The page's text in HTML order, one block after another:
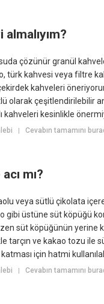
suda çözünür granül
türk kahvesi veya filtre
kahveleri
olarak çeşitlendirilebilir
kahveleri kesinlikle
|Cevabın tamamını
mı?
veya sütlü çikolata
gibi üstüne süt köpüğü
süt köpüğünün yerine
tarçın ve kakao tozu ile
için hatmi
|Cevabın tamamını